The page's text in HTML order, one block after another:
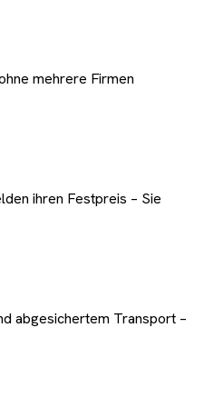
mehrere Firmen
ihren Festpreis – Sie
abgesichertem Transport –